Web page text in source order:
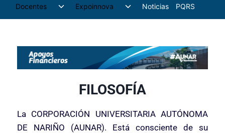
Docentes Expoinnova Noticias PQRS
FILOSOFÍA
La CORPORACIÓN UNIVERSITARIA AUTÓNOMA
DE NARIÑO (AUNAR). Está consciente de su